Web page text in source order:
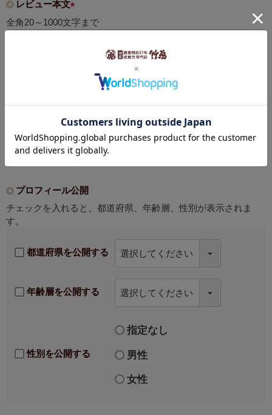
レビュー本文
(
全角20～1000文字まで
プロフィール公開
チェックを入れると、都道府県、年齢層、性別が表示されま
す。
都道府県を公開する
年齢層を公開する
性別を公開する
指定なし
男性
女性